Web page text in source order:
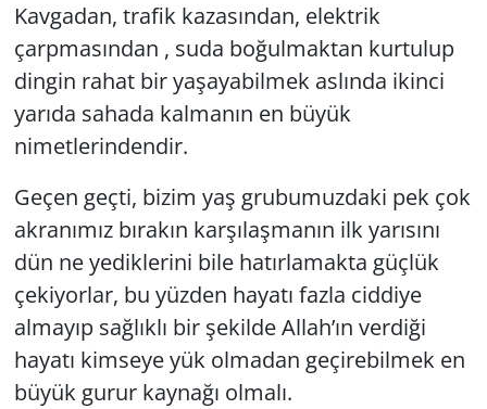
Kavgadan, trafik kazasından, elektrik
çarpmasından , suda boğulmaktan kurtulup
dingin rahat bir yaşayabilmek aslında ikinci
yarıda sahada kalmanın en büyük
nimetlerindendir.
Geçen geçti, bizim yaş grubumuzdaki pek çok
akranımız bırakın karşılaşmanın ilk yarısını
dün ne yediklerini bile hatırlamakta güçlük
çekiyorlar, bu yüzden hayatı fazla ciddiye
almayıp sağlıklı bir şekilde Allah’ın verdiği
hayatı kimseye yük olmadan geçirebilmek en
büyük gurur kaynağı olmalı.